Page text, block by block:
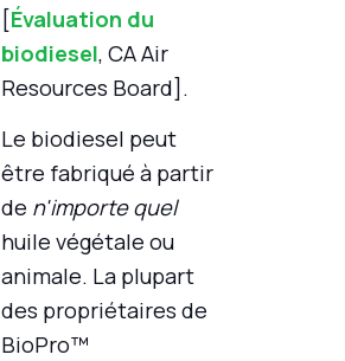
[Évaluation du
biodiesel, CA Air
Resources Board].
Le biodiesel peut
être fabriqué à partir
de n'importe quel
huile végétale ou
animale. La plupart
des propriétaires de
BioPro™